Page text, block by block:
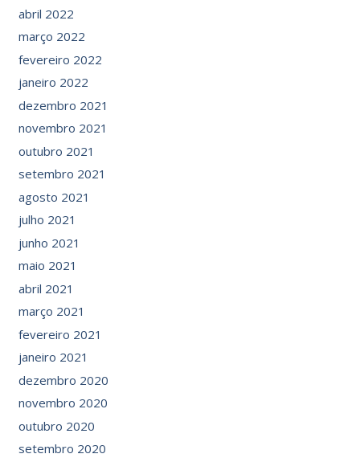
abril 2022
março 2022
fevereiro 2022
janeiro 2022
dezembro 2021
novembro 2021
outubro 2021
setembro 2021
agosto 2021
julho 2021
junho 2021
maio 2021
abril 2021
março 2021
fevereiro 2021
janeiro 2021
dezembro 2020
novembro 2020
outubro 2020
setembro 2020